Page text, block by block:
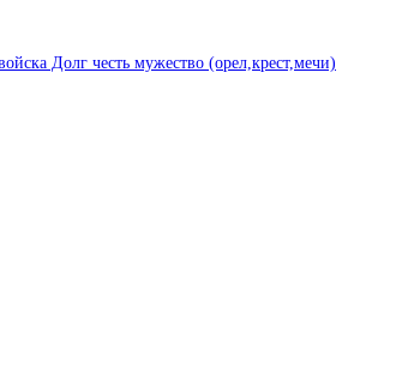
Долг честь мужество (орел,крест,мечи)